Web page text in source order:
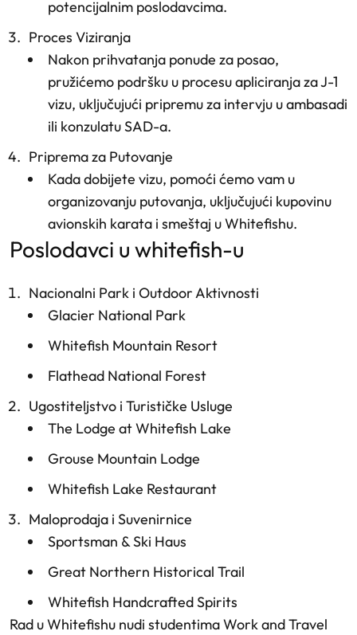
potencijalnim poslodavcima.
Proces Viziranja
Nakon prihvatanja ponude za posao,
pružićemo podršku u procesu apliciranja za J-1
vizu, uključujući pripremu za intervju u ambasadi
ili konzulatu SAD-a.
Priprema za Putovanje
Kada dobijete vizu, pomoći ćemo vam u
organizovanju putovanja, uključujući kupovinu
avionskih karata i smeštaj u Whitefishu.
poslodavci u whitefish-u
Nacionalni Park i Outdoor Aktivnosti
Glacier National Park
Whitefish Mountain Resort
Flathead National Forest
Ugostiteljstvo i Turističke Usluge
The Lodge at Whitefish Lake
Grouse Mountain Lodge
Whitefish Lake Restaurant
Maloprodaja i Suvenirnice
Sportsman & Ski Haus
Great Northern Historical Trail
Whitefish Handcrafted Spirits
Rad u Whitefishu nudi studentima Work and Travel